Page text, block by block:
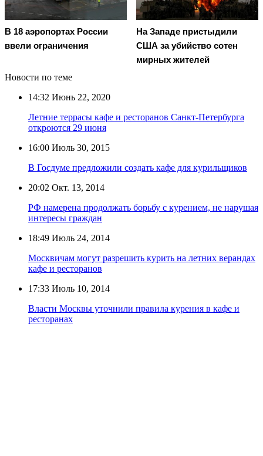
В 18 аэропортах России
ввели ограничения
На Западе пристыдили
США за убийство сотен
мирных жителей
Новости по теме
14:32 Июнь 22, 2020
Летние террасы кафе и ресторанов Санкт-Петербурга
откроются 29 июня
16:00 Июль 30, 2015
В Госдуме предложили создать кафе для курильщиков
20:02 Окт. 13, 2014
РФ намерена продолжать борьбу с курением, не нарушая
интересы граждан
18:49 Июль 24, 2014
Москвичам могут разрешить курить на летних верандах
кафе и ресторанов
17:33 Июль 10, 2014
Власти Москвы уточнили правила курения в кафе и
ресторанах